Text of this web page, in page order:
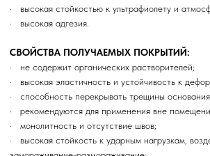
· высокая стойкостью к ультрафиолету и
· высокая адгезия.
СВОЙСТВА ПОЛУЧАЕМЫХ ПОКРЫТИЙ:
· не содержит органических растворителей;
· высокая эластичность и устойчивость к
· способность перекрывать трещины
· рекомендуются для применения вне
· монолитность и отсутствие швов;
· высокая стойкость к ударным нагрузкам,